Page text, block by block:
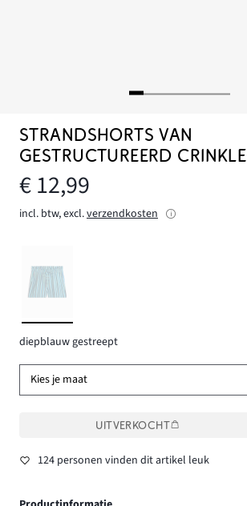
STRANDSHORTS VAN
GESTRUCTUREERD CRINKLE
€ 12,99
incl. btw, excl.verzendkosten
diepblauw gestreept
Kies je maat
UITVERKOCHT
124 personen vinden dit artikel leuk